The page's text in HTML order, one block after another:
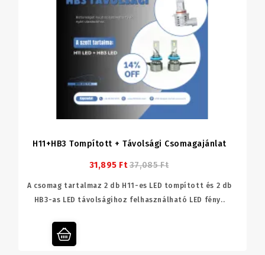
H11+HB3 Tompított + Távolsági Csomagajánlat
31,895 Ft 37,085 Ft
A csomag tartalmaz 2 db H11-es LED tompított és 2 db
HB3-as LED távolságihoz felhasználható LED fény..